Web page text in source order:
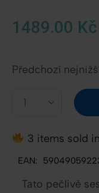
1489.00 Kč
Předchozí
3 items sold
EAN:
Tato pečlivě